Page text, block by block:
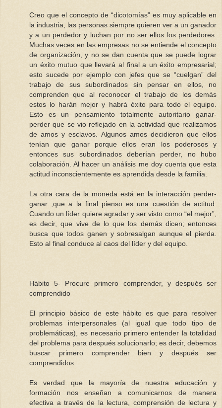
Creo que el concepto de “dicotomías” es muy aplicable en
la industria, las personas siempre quieren ver a un ganador
y a un perdedor y luchan por no ser ellos los perdedores.
Muchas veces en las empresas no se entiende el concepto
de organización, y no se dan cuenta que se puede lograr
un éxito mutuo que llevará al final a un éxito empresarial;
esto sucede por ejemplo con jefes que se “cuelgan” del
trabajo de sus subordinados sin pensar en ellos, no
comprenden que al reconocer el trabajo de los demás
estos lo harán mejor y habrá éxito para todo el equipo.
Esto es un pensamiento totalmente autoritario ganar-
perder que se vio reflejado en la actividad que realizamos
de amos y esclavos. Algunos amos decidieron que ellos
tenían que ganar porque ellos eran los poderosos y
entonces sus subordinados deberían perder, no hubo
colaboración. Al hacer un análisis me doy cuenta que esta
actitud inconscientemente es aprendida desde la familia.
La otra cara de la moneda está en la interacción perder-
ganar ,que a la final pienso es una cuestión de actitud.
Cuando un líder quiere agradar y ser visto como “el mejor”,
es decir, que vive de lo que los demás dicen; entonces
busca que todos ganen y sobresalgan aunque el pierda.
Esto al final conduce al caos del líder y del equipo.
Hábito 5- Procure primero comprender, y después ser
comprendido
El principio básico de este hábito es que para resolver
problemas interpersonales (al igual que todo tipo de
problemáticas), es necesario primero entender la totalidad
del problema para después solucionarlo; es decir, debemos
buscar primero comprender bien y después ser
comprendidos.
Es verdad que la mayoría de nuestra educación y
formación nos enseñan a comunicarnos de manera
efectiva a través de la lectura, comprensión de lectura y